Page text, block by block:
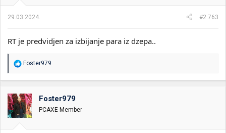
:
29.03.2024. #2.763
RT je predvidjen za izbijanje para iz dzepa..
R
a
o
v
a
n
Foster979
Foster979
PCAXE Member